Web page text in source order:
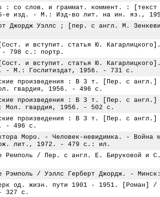
: со слов. и граммат. коммент. :
е изд. - М.: Изд-во лит. на ин. яз.,
Джордж Уэллс ; [пер. с англ. М.
и вступит. статья Ю.
- 798 с.: портр.
и вступит. статья Ю.
- М.: Гослитиздат, 1956. - 731 с.
произведения : В 3 т. [Пер. с
гвардия, 1956. - 496 с.
произведения : В 3 т. [Пер. с
Мол. гвардия, 1956. - 502 с.
произведения : В 3 т. [Пер. с
- 496 с.
Моро. - Человек-невидимка. -
лит., 1972. - 479 с.: ил.
Ремполь / Пер. с англ. Е. Бируковой и
Рэмполь / Уэллс Герберт Джордж. -
од. жизн. пути 1901 - 1951. [Роман]
327 с.